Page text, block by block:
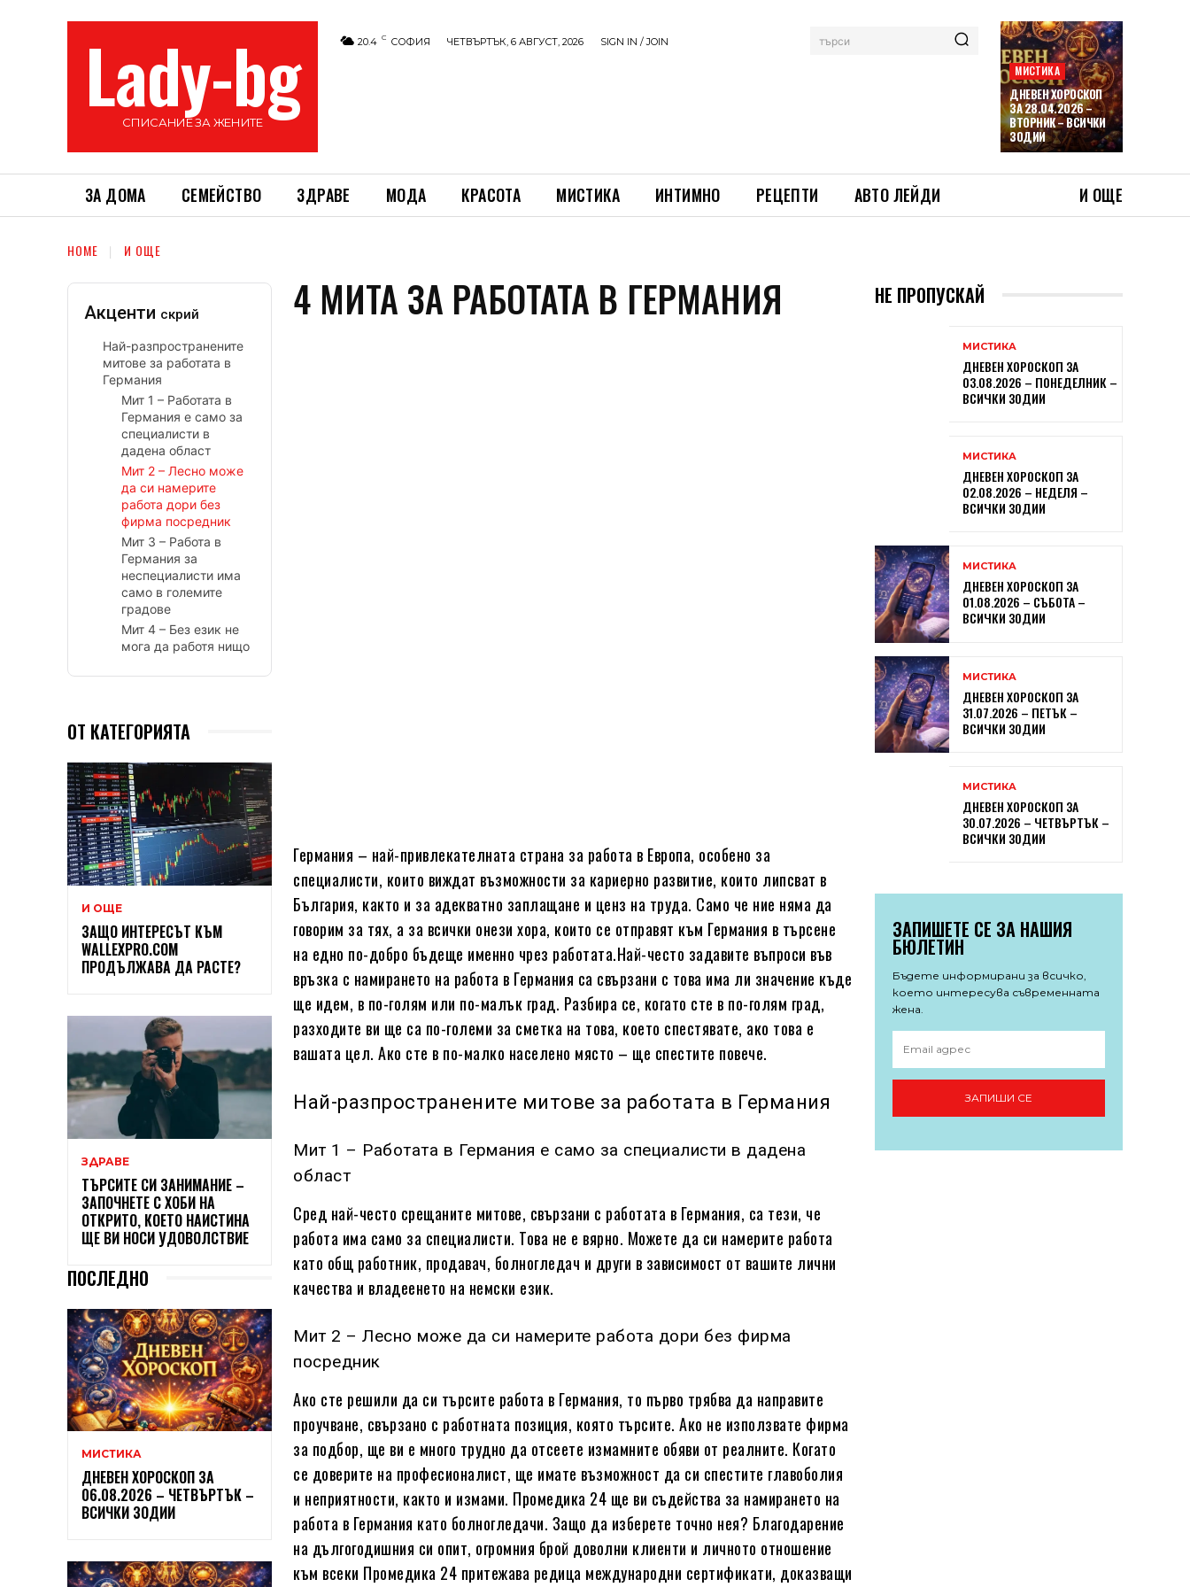
Lady-bg
СПИСАНИЕ ЗА ЖЕНИТЕ
20.4 C СОФИЯ ЧЕТВЪРТЪК, 6 АВГУСТ, 2026 SIGN IN / JOIN търси
МИСТИКА
ДНЕВЕН ХОРОСКОП
ЗА 28.04.2026 –
ВТОРНИК – ВСИЧКИ
ЗОДИИ
ЗА ДОМА СЕМЕЙСТВО ЗДРАВЕ МОДА КРАСОТА МИСТИКА ИНТИМНО РЕЦЕПТИ АВТО ЛЕЙДИ И ОЩЕ
HOME И ОЩЕ
Акценти скрий
Най-разпространените
митове за работата в
Германия
Мит 1 – Работата в
Германия е само за
специалисти в
дадена област
Мит 2 – Лесно може
да си намерите
работа дори без
фирма посредник
Мит 3 – Работа в
Германия за
неспециалисти има
само в големите
градове
Мит 4 – Без език не
мога да работя нищо
ОТ КАТЕГОРИЯТА
И ОЩЕ
ЗАЩО ИНТЕРЕСЪТ КЪМ
WALLEXPRO.COM
ПРОДЪЛЖАВА ДА РАСТЕ?
ЗДРАВЕ
ТЪРСИТЕ СИ ЗАНИМАНИЕ –
ЗАПОЧНЕТЕ С ХОБИ НА
ОТКРИТО, КОЕТО НАИСТИНА
ЩЕ ВИ НОСИ УДОВОЛСТВИЕ
ПОСЛЕДНО
МИСТИКА
ДНЕВЕН ХОРОСКОП ЗА
06.08.2026 – ЧЕТВЪРТЪК –
ВСИЧКИ ЗОДИИ
4 МИТА ЗА РАБОТАТА В ГЕРМАНИЯ
Германия – най-привлекателната страна за работа в Европа, особено за
специалисти, които виждат възможности за кариерно развитие, които липсват в
България, както и за адекватно заплащане и ценз на труда. Само че ние няма да
говорим за тях, а за всички онези хора, които се отправят към Германия в търсене
на едно по-добро бъдеще именно чрез работата.Най-често задавите въпроси във
връзка с намирането на работа в Германия са свързани с това има ли значение къде
ще идем, в по-голям или по-малък град. Разбира се, когато сте в по-голям град,
разходите ви ще са по-големи за сметка на това, което спестявате, ако това е
вашата цел. Ако сте в по-малко населено място – ще спестите повече.
Най-разпространените митове за работата в Германия
Мит 1 – Работата в Германия е само за специалисти в дадена
област
Сред най-често срещаните митове, свързани с работата в Германия, са тези, че
работа има само за специалисти. Това не е вярно. Можете да си намерите работа
като общ работник, продавач, болногледач и други в зависимост от вашите лични
качества и владеенето на немски език.
Мит 2 – Лесно може да си намерите работа дори без фирма
посредник
Ако сте решили да си търсите работа в Германия, то първо трябва да направите
проучване, свързано с работната позиция, която търсите. Ако не използвате фирма
за подбор, ще ви е много трудно да отсеете измамните обяви от реалните. Когато
се доверите на професионалист, ще имате възможност да си спестите главоболия
и неприятности, както и измами. Промедика 24 ще ви съдейства за намирането на
работа в Германия като болногледачи. Защо да изберете точно нея? Благодарение
на дългогодишния си опит, огромния брой доволни клиенти и личното отношение
към всеки Промедика 24 притежава редица международни сертификати, доказващи
НЕ ПРОПУСКАЙ
МИСТИКА
ДНЕВЕН ХОРОСКОП ЗА
03.08.2026 – ПОНЕДЕЛНИК –
ВСИЧКИ ЗОДИИ
МИСТИКА
ДНЕВЕН ХОРОСКОП ЗА
02.08.2026 – НЕДЕЛЯ –
ВСИЧКИ ЗОДИИ
МИСТИКА
ДНЕВЕН ХОРОСКОП ЗА
01.08.2026 – СЪБОТА –
ВСИЧКИ ЗОДИИ
МИСТИКА
ДНЕВЕН ХОРОСКОП ЗА
31.07.2026 – ПЕТЪК –
ВСИЧКИ ЗОДИИ
МИСТИКА
ДНЕВЕН ХОРОСКОП ЗА
30.07.2026 – ЧЕТВЪРТЪК –
ВСИЧКИ ЗОДИИ
ЗАПИШЕТЕ СЕ ЗА НАШИЯ
БЮЛЕТИН
Бъдете информирани за всичко,
което интересува съвременната
жена.
ЗАПИШИ СЕ